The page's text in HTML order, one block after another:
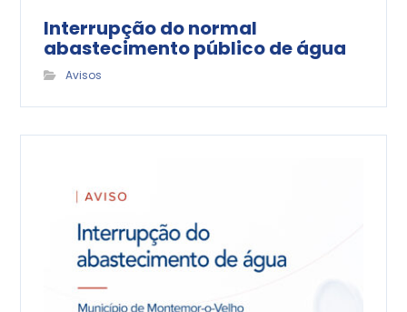
Interrupção do normal
abastecimento público de água
Avisos